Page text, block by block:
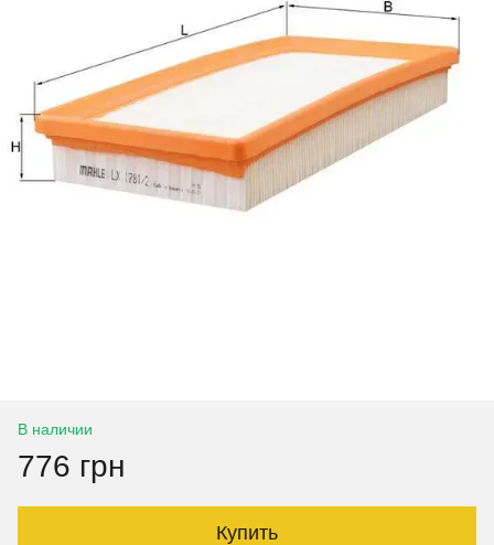
В наличии
776 грн
Купить